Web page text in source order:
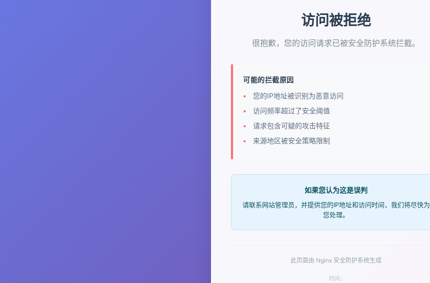
访问被拒绝
很抱歉，您的访问请求已被安全防护系统拦截。
可能的拦截原因
您的IP地址被识别为恶意访问
访问频率超过了安全阈值
请求包含可疑的攻击特征
来源地区被安全策略限制
如果您认为这是误判
请联系网站管理员，并提供您的IP地址和访问时间，我们将尽快为
您处理。
此页面由 Nginx 安全防护系统生成
时间: